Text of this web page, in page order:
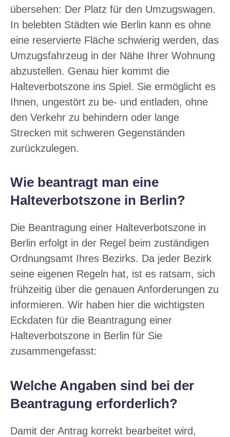
übersehen: Der Platz für den Umzugswagen.
In belebten Städten wie Berlin kann es ohne
eine reservierte Fläche schwierig werden, das
Umzugsfahrzeug in der Nähe Ihrer Wohnung
abzustellen. Genau hier kommt die
Halteverbotszone ins Spiel. Sie ermöglicht es
Ihnen, ungestört zu be- und entladen, ohne
den Verkehr zu behindern oder lange
Strecken mit schweren Gegenständen
zurückzulegen.
Wie beantragt man eine
Halteverbotszone in Berlin?
Die Beantragung einer Halteverbotszone in
Berlin erfolgt in der Regel beim zuständigen
Ordnungsamt Ihres Bezirks. Da jeder Bezirk
seine eigenen Regeln hat, ist es ratsam, sich
frühzeitig über die genauen Anforderungen zu
informieren. Wir haben hier die wichtigsten
Eckdaten für die Beantragung einer
Halteverbotszone in Berlin für Sie
zusammengefasst:
Welche Angaben sind bei der
Beantragung erforderlich?
Damit der Antrag korrekt bearbeitet wird,